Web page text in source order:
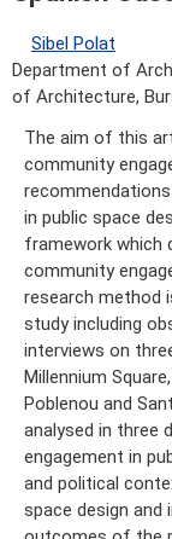
Sibel Polat
Department of
of Architecture,
The aim of this
community
in public space
framework which
community
research method
study including
interviews on
Millennium
Poblenou and
analysed in three
engagement in
and political
space design and